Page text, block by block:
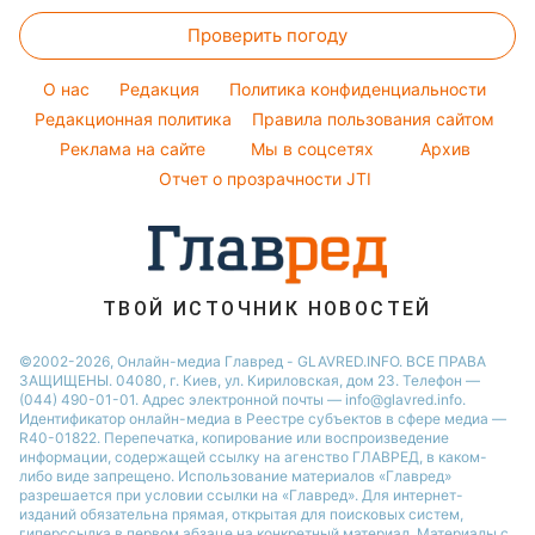
Максим Галкин
Настя Каменских
Виталий Козловский
Потап
София Ротару
Новости Днепра
Новости Тернополя
Новости Житомира
Новости Одессы
Новости Харькова
Женские стрижки
Окрашивание волос
Красивый маникюр
Простые блюда
Легкие десерты
Напитки
Праздничное меню
Тесты по картинке
Оптические иллюзии
Народные приметы
Все о шоу-бизнесе
Проверить погоду
O нас Редакция
Политика конфиденциальности
Редакционная политика
Правила пользования сайтом
Реклама на сайте
Мы в соцсетях
Архив
Отчет о прозрачности JTI
ТВОЙ ИСТОЧНИК НОВОСТЕЙ
©2002-2026, Онлайн-медиа Главред - GLAVRED.INFO. ВСЕ ПРАВА
ЗАЩИЩЕНЫ. 04080, г. Киев, ул. Кириловская, дом 23. Телефон —
(044) 490-01-01. Адрес электронной почты — info@glavred.info.
Идентификатор онлайн-медиа в Реестре cубъектов в сфере медиа —
R40-01822. Перепечатка, копирование или воспроизведение
информации, содержащей ссылку на агенство ГЛАВРЕД, в каком-
либо виде запрещено. Использование материалов «Главред»
разрешается при условии ссылки на «Главред». Для интернет-
изданий обязательна прямая, открытая для поисковых систем,